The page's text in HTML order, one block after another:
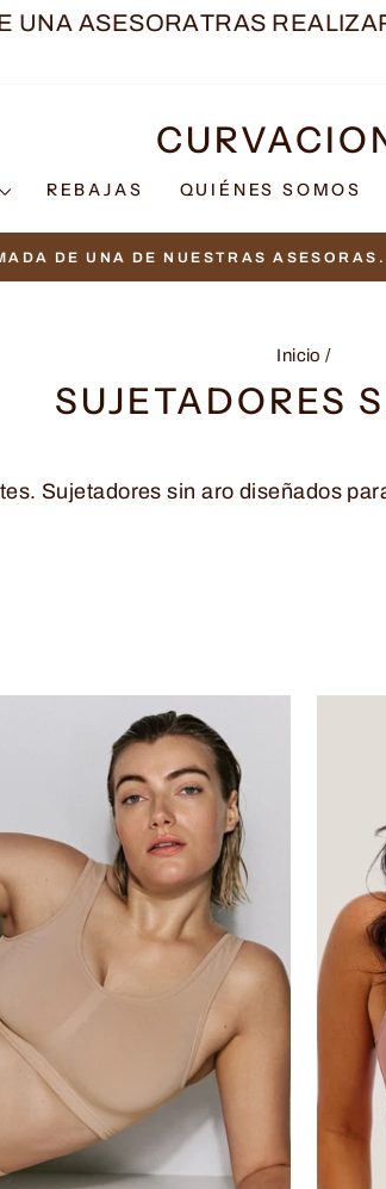
TRAS REALIZAR TU PEDIDO,
REBAJAS QUIÉNES SOMOS
ENVÍOS EN PENÍNSULA POR 4,95€
Inicio /
SUJETADORES
Sujetadores sin aro diseñados